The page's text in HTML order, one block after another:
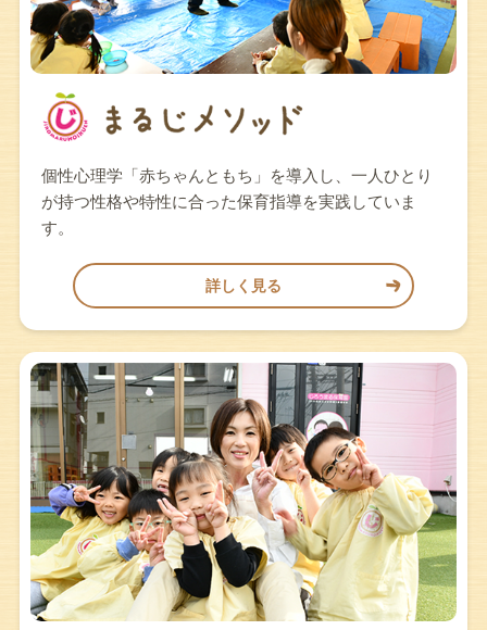
個性心理学「赤ちゃんともち」を導入し、一人ひとり
が持つ性格や特性に合った保育指導を実践していま
す。
詳しく見る